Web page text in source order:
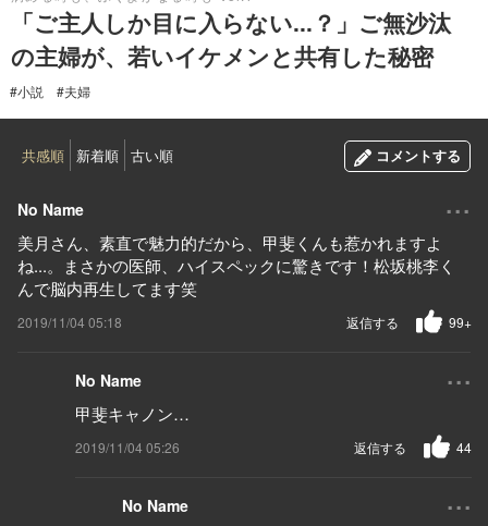
「ご主人しか目に入らない...？」ご無沙汰
の主婦が、若いイケメンと共有した秘密
#小説 #夫婦
共感順 新着順 古い順 コメントする
No Name ...
美月さん、素直で魅力的だから、甲斐くんも惹かれますよ
ね...。まさかの医師、ハイスペックに驚きです！松坂桃李く
んで脳内再生してます笑
2019/11/04 05:18 99+
返信する
No Name ...
甲斐キャノン…
2019/11/04 05:26 44
返信する
No Name ...